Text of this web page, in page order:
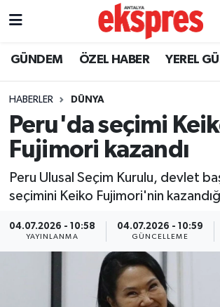
GÜNDEM ÖZEL HABER YEREL
HABERLER DÜNYA
Peru'da seçimi
Fujimori kazandı
Peru Ulusal Seçim Kurulu, devlet
seçimini Keiko Fujimori'nin
04.07.2026 - 10:58
YAYINLANMA
04.07.2026 - 10:59
GÜNCELLEME
ÖZEL HABER
YEREL GÜNDEM
EKONOMİ
KÜLTÜR - SANAT
SPOR
Nöbetçi Eczaneler
Trafik Durumu
Süper Lig Puan Durumu ve Fikstür
Tüm Manşetler
Son Dakika Haberleri
Haber Arşivi